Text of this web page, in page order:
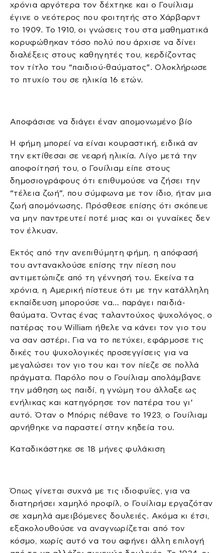
χρόνια αργότερα τον δέχτηκε και ο Γουίλιαμ
έγινε ο νεότερος που φοιτητής στο Χάρβαρντ
το 1909. Το 1910, οι γνώσεις του στα μαθηματικά
κορυφώθηκαν τόσο πολύ που άρχισε να δίνει
διαλέξεις στους καθηγητές του, κερδίζοντας
τον τίτλο του “παιδιού-θαύματος”. Ολοκλήρωσε
το πτυχίο του σε ηλικία 16 ετών.
Αποφάσισε να διάγει έναν απομονωμένο βίο
Η φήμη μπορεί να είναι κουραστική, ειδικά αν
την εκτίθεσαι σε νεαρή ηλικία. Λίγο μετά την
αποφοίτησή του, ο Γουίλιαμ είπε στους
δημοσιογράφους ότι επιθυμούσε να ζήσει την
“τέλεια ζωή”, που σύμφωνα με τον ίδιο, ήταν μια
ζωή απομόνωσης. Πρόσθεσε επίσης ότι σκόπευε
να μην παντρευτεί ποτέ μιας και οι γυναίκες δεν
τον έλκυαν.
Εκτός από την ανεπιθύμητη φήμη, η απόφασή
του αντανακλούσε επίσης την πίεση που
αντιμετώπιζε από τη γέννησή του. Εκείνα τα
χρόνια, η Αμερική πίστευε ότι με την κατάλληλη
εκπαίδευση μπορούσε να… παράγει παιδιά-
θαύματα. Όντας ένας ταλαντούχος ψυχολόγος, ο
πατέρας του William ήθελε να κάνει τον γιο του
να σαν αστέρι. Για να το πετύχει, εφάρμοσε τις
δικές του ψυχολογικές προσεγγίσεις για να
μεγαλώσει τον γιο του και τον πίεζε σε πολλά
πράγματα. Παρόλο που ο Γουίλιαμ απολάμβανε
την μάθηση ως παιδί, η γνώμη του άλλαξε ως
ενήλικας και κατηγόρησε τον πατέρα του γι’
αυτό. Όταν ο Μπόρις πέθανε το 1923, ο Γουίλιαμ
αρνήθηκε να παραστεί στην κηδεία του.
Καταδικάστηκε σε 18 μήνες φυλάκιση
Όπως γίνεται συχνά με τις ιδιοφυΐες, για να
διατηρήσει χαμηλό προφίλ, ο Γουίλιαμ εργαζόταν
σε χαμηλά αμειβόμενες δουλειές. Ακόμα κι έτσι,
εξακολουθούσε να αναγνωρίζεται από τον
κόσμο, χωρίς αυτό να του αφήνει άλλη επιλογή